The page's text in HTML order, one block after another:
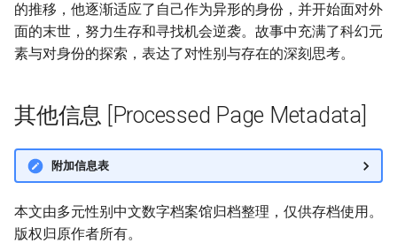
的推移，他逐渐适应了自己作为异形的身份，并开始面对外
面的末世，努力生存和寻找机会逆袭。故事中充满了科幻元
素与对身份的探索，表达了对性别与存在的深刻思考。
其他信息 [Processed Page Metadata]
附加信息表
本文由多元性别中文数字档案馆归档整理，仅供存档使用。
版权归原作者所有。